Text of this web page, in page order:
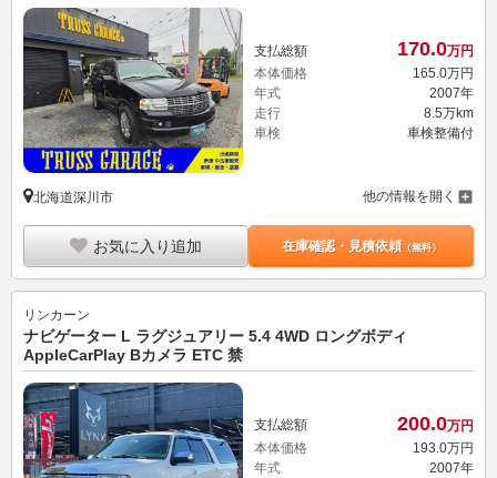
支払総額 170.0万円
本体価格
165.0万円
年式
2007年
走行
8.5万km
車検
車検整備付
北海道深川市 他の情報を開く
お気に入り追加 在庫確認・見積依頼（無料）
リンカーン
ナビゲーター L ラグジュアリー 5.4 4WD ロングボディ
AppleCarPlay Bカメラ ETC 禁
支払総額 200.0万円
本体価格
193. 0万円
年式
2007年